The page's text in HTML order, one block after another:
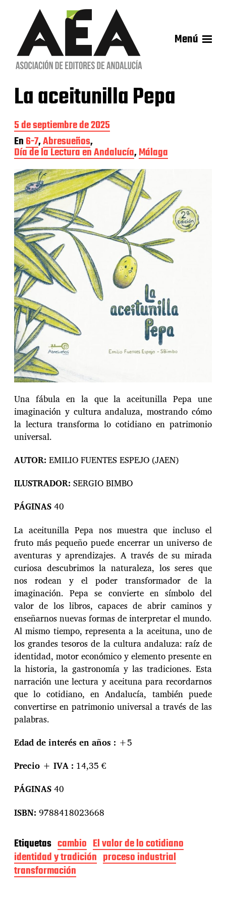
Menú
La aceitunilla Pepa
F
e
c
h
d
e
l
a
e
n
t
r
a
d
a
5 de septiembre de 2025
En6-7,Abresueños,
Día de la Lectura en Andalucía,Málaga
Una fábula en la que la aceitunilla Pepa une
imaginación y cultura andaluza, mostrando cómo
la lectura transforma lo cotidiano en patrimonio
universal.
AUTOR: EMILIO FUENTES ESPEJO (JAEN)
ILUSTRADOR: SERGIO BIMBO
PÁGINAS40
La aceitunilla Pepa nos muestra que incluso el
fruto más pequeño puede encerrar un universo de
aventuras y aprendizajes. A través de su mirada
curiosa descubrimos la naturaleza, los seres que
nos rodean y el poder transformador de la
imaginación. Pepa se convierte en símbolo del
valor de los libros, capaces de abrir caminos y
enseñarnos nuevas formas de interpretar el mundo.
Al mismo tiempo, representa a la aceituna, uno de
los grandes tesoros de la cultura andaluza: raíz de
identidad, motor económico y elemento presente en
la historia, la gastronomía y las tradiciones. Esta
narración une lectura y aceituna para recordarnos
que lo cotidiano, en Andalucía, también puede
convertirse en patrimonio universal a través de las
palabras.
Edad de interés en años : +5
Precio + IVA : 14,35 €
PÁGINAS40
ISBN: 9788418023668
Etiquetas cambio El valor de lo cotidiano
identidad y tradición proceso industrial
transformación